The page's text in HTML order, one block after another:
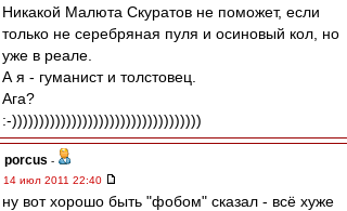
Никакой Малюта Скуратов не поможет, если
только не серебряная пуля и осиновый кол, но
уже в реале.
А я - гуманист и толстовец.
Ага?
:-)))))))))))))))))))))))))))))))))))
porcus -
14 июл 2011 22:40
ну вот хорошо быть "фобом" сказал - всё хуже